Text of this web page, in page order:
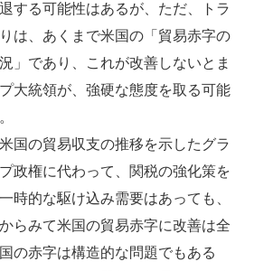
する可能性はあるが、ただ、トラ
は、あくまで米国の「貿易赤字の
」であり、これが改善しないとま
大統領が、強硬な態度を取る可能
国の貿易収支の推移を示したグラ
政権に代わって、関税の強化策を
時的な駆け込み需要はあっても、
らみて米国の貿易赤字に改善は全
の赤字は構造的な問題でもある